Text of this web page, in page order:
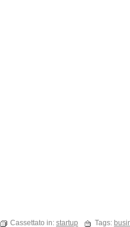
Cassettato in: startup Tags: